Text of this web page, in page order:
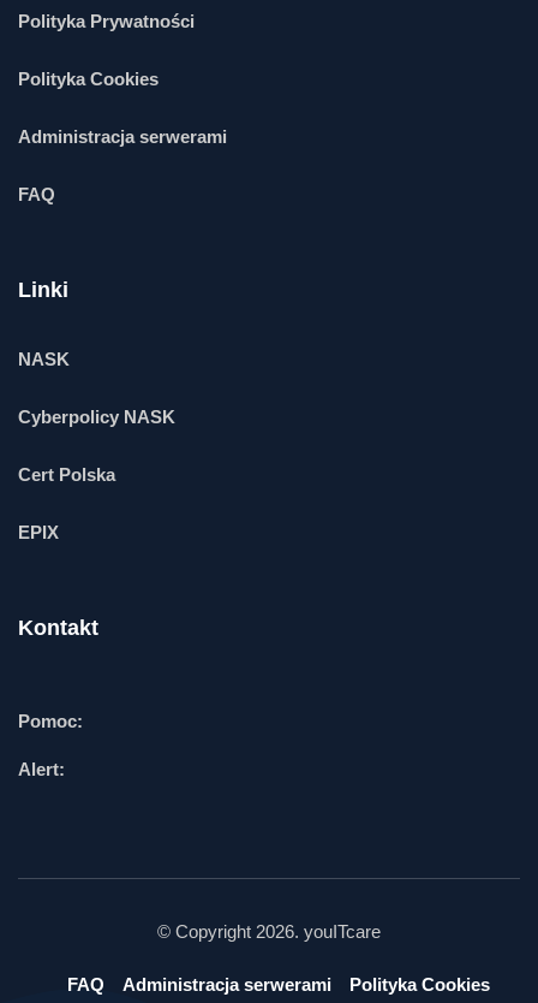
Polityka Prywatności
Polityka Cookies
Administracja serwerami
FAQ
Linki
NASK
Cyberpolicy NASK
Cert Polska
EPIX
Kontakt
Pomoc:
Alert:
© Copyright 2026. youITcare
FAQ Administracja serwerami Polityka Cookies